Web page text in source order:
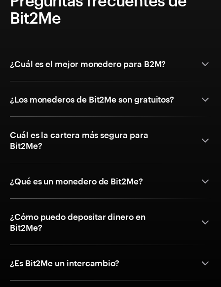
Bit2Me
¿Cuál es el mejor monedero para B2M?
¿Los monederos de Bit2Me son gratuitos?
Cuál es la cartera más segura para
Bit2Me?
¿Qué es un monedero de Bit2Me?
¿Cómo puedo depositar dinero en
Bit2Me?
¿Es Bit2Me un intercambio?